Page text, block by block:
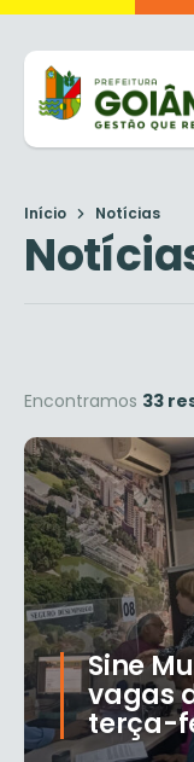
Início Notícias
Encontramos 33
Sine
vagas
terça-